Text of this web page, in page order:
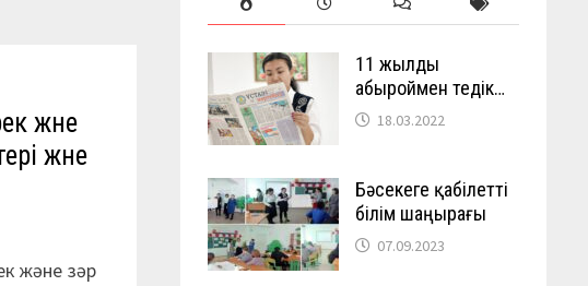
және
және
және зәр
11 жылды
абыроймен өтедік…
18.03.2022
Бәсекеге қабілетті
білім шаңырағы
07.09.2023